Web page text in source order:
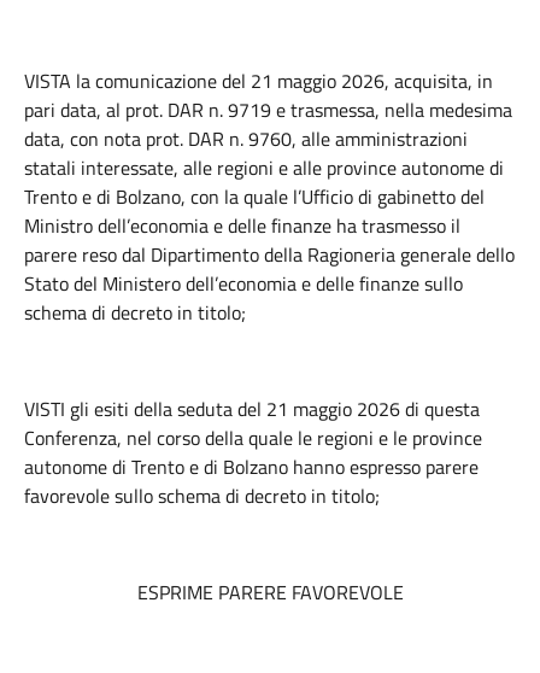
VISTA la comunicazione del 21 maggio 2026, acquisita, in
pari data, al prot. DAR n. 9719 e trasmessa, nella medesima
data, con nota prot. DAR n. 9760, alle amministrazioni
statali interessate, alle regioni e alle province autonome di
Trento e di Bolzano, con la quale l’Ufficio di gabinetto del
Ministro dell’economia e delle finanze ha trasmesso il
parere reso dal Dipartimento della Ragioneria generale dello
Stato del Ministero dell’economia e delle finanze sullo
schema di decreto in titolo;
VISTI gli esiti della seduta del 21 maggio 2026 di questa
Conferenza, nel corso della quale le regioni e le province
autonome di Trento e di Bolzano hanno espresso parere
favorevole sullo schema di decreto in titolo;
ESPRIME PARERE FAVOREVOLE